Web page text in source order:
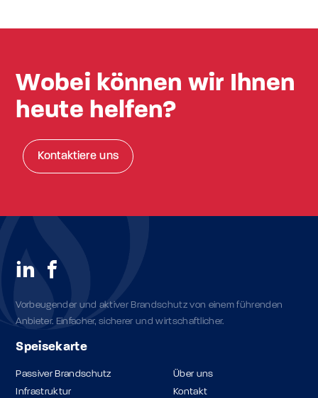
Wobei können wir Ihnen
heute helfen?
Kontaktiere uns
Vorbeugender und aktiver Brandschutz von einem führenden
Anbieter. Einfacher, sicherer und wirtschaftlicher.
Speisekarte
Passiver Brandschutz
Infrastruktur
Über uns
Kontakt